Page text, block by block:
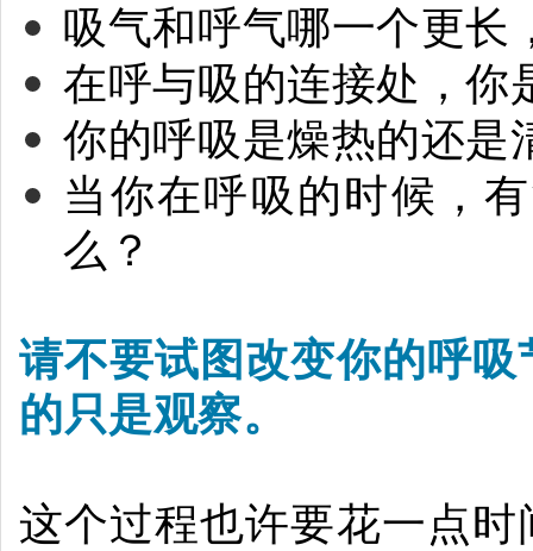
吸气和呼气哪一个更长
在呼与吸的连接处，你
你的呼吸是燥热的还是
当你在呼吸的时候，
么？
请不要试图改变你的呼
的只是观察。
这个过程也许要花一点